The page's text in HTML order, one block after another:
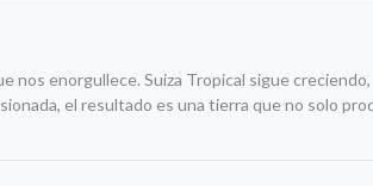
nos enorgullece. Suiza Tropical sigue creciendo,
el resultado es una tierra que no solo